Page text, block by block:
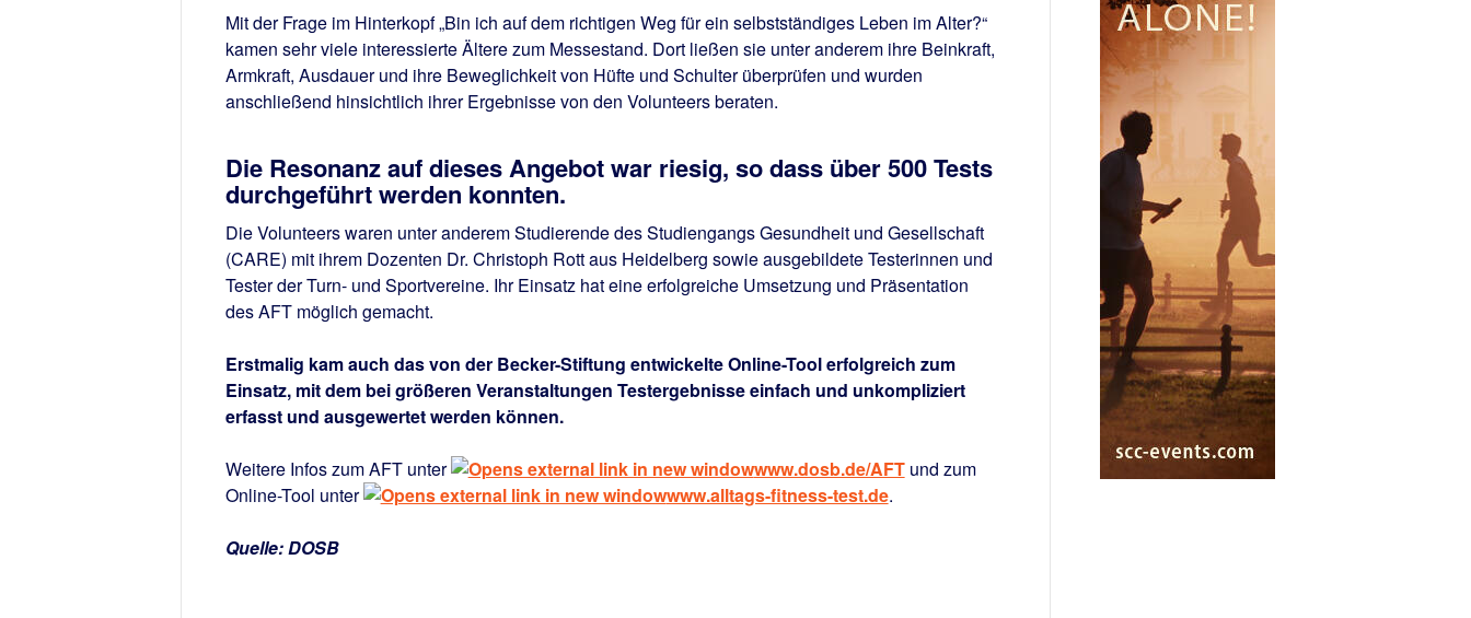
Mit der Frage im Hinterkopf „Bin ich auf dem richtigen Weg für ein selbstständiges Leben im Alter?“
kamen sehr viele interessierte Ältere zum Messestand. Dort ließen sie unter anderem ihre Beinkraft,
Armkraft, Ausdauer und ihre Beweglichkeit von Hüfte und Schulter überprüfen und wurden
anschließend hinsichtlich ihrer Ergebnisse von den Volunteers beraten.
Die Resonanz auf dieses Angebot war riesig, so dass über 500 Tests
durchgeführt werden konnten.
Die Volunteers waren unter anderem Studierende des Studiengangs Gesundheit und Gesellschaft
(CARE) mit ihrem Dozenten Dr. Christoph Rott aus Heidelberg sowie ausgebildete Testerinnen und
Tester der Turn- und Sportvereine. Ihr Einsatz hat eine erfolgreiche Umsetzung und Präsentation
des AFT möglich gemacht.
Erstmalig kam auch das von der Becker-Stiftung entwickelte Online-Tool erfolgreich zum
Einsatz, mit dem bei größeren Veranstaltungen Testergebnisse einfach und unkompliziert
erfasst und ausgewertet werden können.
Weitere Infos zum AFT unter www.dosb.de/AFTund zum
Online-Tool unter
www.alltags-fitness-test.de.
Quelle: DOSB